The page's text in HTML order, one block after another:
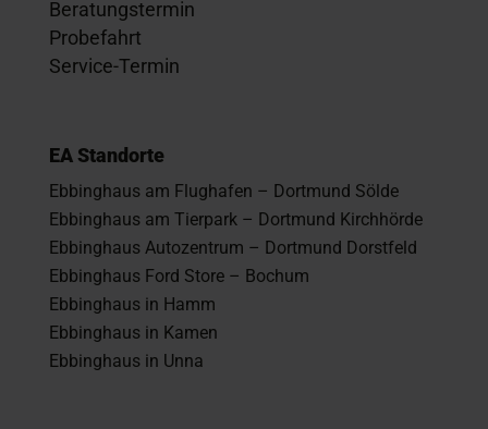
Beratungstermin
Probefahrt
Service-Termin
EA Standorte
Ebbinghaus am Flughafen – Dortmund Sölde
Ebbinghaus am Tierpark – Dortmund Kirchhörde
Ebbinghaus Autozentrum – Dortmund Dorstfeld
Ebbinghaus Ford Store – Bochum
Ebbinghaus in Hamm
Ebbinghaus in Kamen
Ebbinghaus in Unna